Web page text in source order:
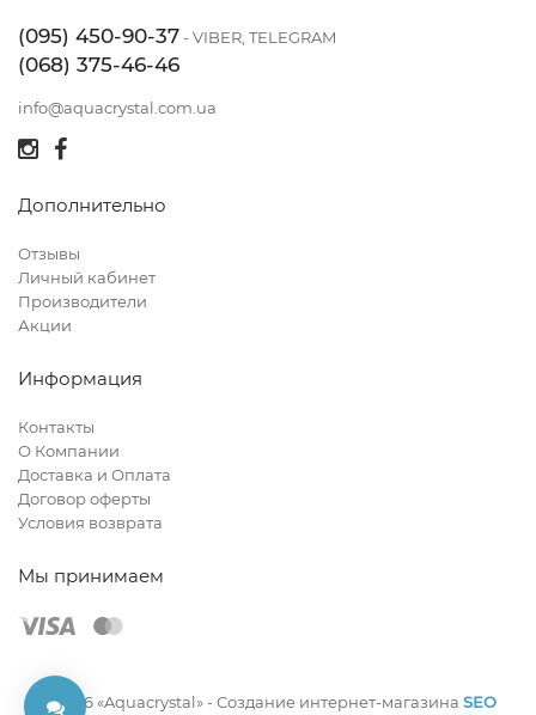
(095) 450-90-37- VIBER, TELEGRAM
(068) 375-46-46
info@aquacrystal.com.ua
Дополнительно
Отзывы
Личный кабинет
Производители
Акции
Информация
Контакты
О Компании
Доставка и Оплата
Договор оферты
Условия возврата
Мы принимаем
© 2026 «Aquacrystal» -Создание интернет-магазина SEO